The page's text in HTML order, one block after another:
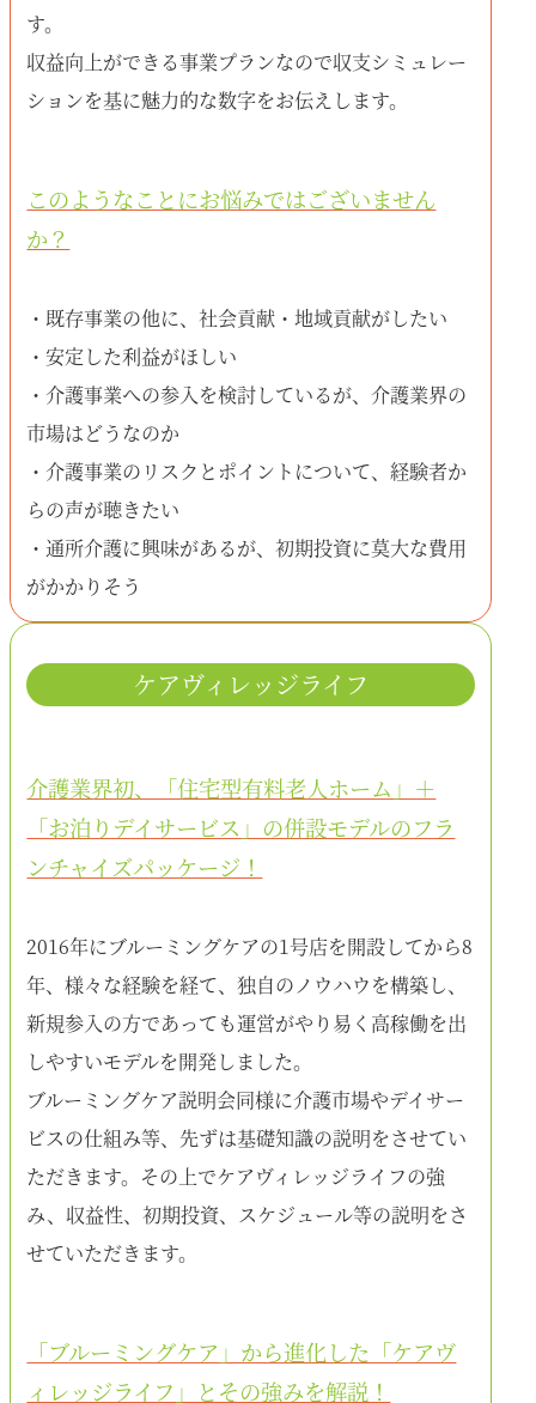
す。
収益向上ができる事業プランなので収支シミュレー
ションを基に魅力的な数字をお伝えします。
このようなことにお悩みではございません
か？
・既存事業の他に、社会貢献・地域貢献がしたい
・安定した利益がほしい
・介護事業への参入を検討しているが、介護業界の
市場はどうなのか
・介護事業のリスクとポイントについて、経験者か
らの声が聴きたい
・通所介護に興味があるが、初期投資に莫大な費用
がかかりそう
ケアヴィレッジライフ
介護業界初、「住宅型有料老人ホーム」＋
「お泊りデイサービス」の併設モデルのフラ
ンチャイズパッケージ！
2016年にブルーミングケアの1号店を開設してから8
年、様々な経験を経て、独自のノウハウを構築し、
新規参入の方であっても運営がやり易く高稼働を出
しやすいモデルを開発しました。
ブルーミングケア説明会同様に介護市場やデイサー
ビスの仕組み等、先ずは基礎知識の説明をさせてい
ただきます。その上でケアヴィレッジライフの強
み、収益性、初期投資、スケジュール等の説明をさ
せていただきます。
「ブルーミングケア」から進化した「ケアヴ
ィレッジライフ」とその強みを解説！